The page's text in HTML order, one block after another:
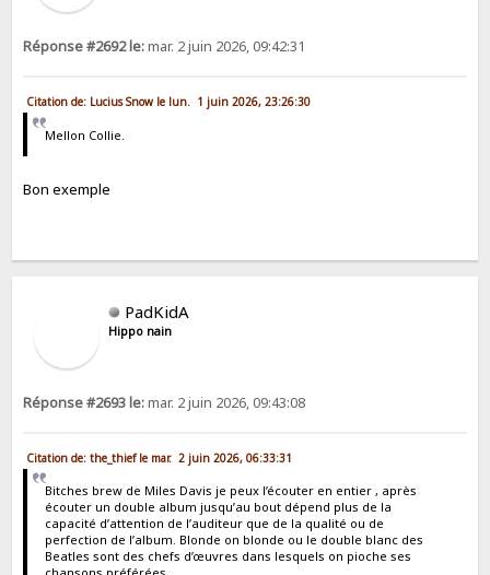
Réponse #2692 le:mar. 2 juin 2026, 09:42:31
Citation de: Lucius Snow le lun. 1 juin 2026, 23:26:30
Mellon Collie.
Bon exemple
PadKidA
Hippo nain
Réponse #2693 le:mar. 2 juin 2026, 09:43:08
Citation de: the_thief le mar. 2 juin 2026, 06:33:31
Bitches brew de Miles Davis je peux l’écouter en entier , après
écouter un double album jusqu’au bout dépend plus de la
capacité d’attention de l’auditeur que de la qualité ou de
perfection de l’album. Blonde on blonde ou le double blanc des
Beatles sont des chefs d’œuvres dans lesquels on pioche ses